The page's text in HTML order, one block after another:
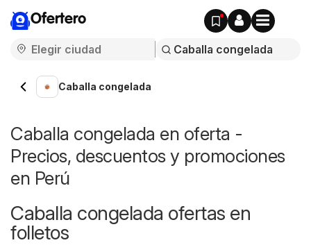
Ofertero
Caballa congelada
Caballa congelada en oferta -
Precios, descuentos y promociones
en Perú
Caballa congelada ofertas en
folletos